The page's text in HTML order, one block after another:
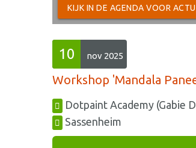
KIJK IN DE AGENDA VOOR
10 nov 2025
Workshop 'Mandala
Dotpaint Academy (Gabie
Sassenheim